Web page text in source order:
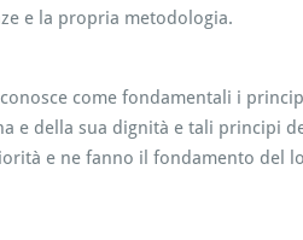
e la propria metodologia.
come fondamentali i
e della sua dignità e tali principi
e ne fanno il fondamento del